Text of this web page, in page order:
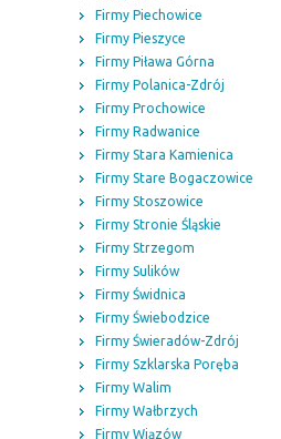
Firmy Piechowice
Firmy Pieszyce
Firmy Piława Górna
Firmy Polanica-Zdrój
Firmy Prochowice
Firmy Radwanice
Firmy Stara Kamienica
Firmy Stare Bogaczowice
Firmy Stoszowice
Firmy Stronie Śląskie
Firmy Strzegom
Firmy Sulików
Firmy Świdnica
Firmy Świebodzice
Firmy Świeradów-Zdrój
Firmy Szklarska Poręba
Firmy Walim
Firmy Wałbrzych
Firmy Wiązów